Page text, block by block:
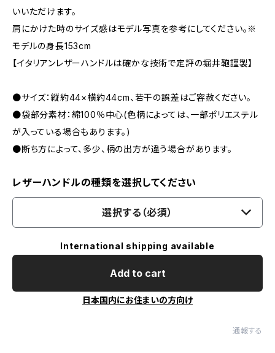
いいただけます。
肩にかけた時のサイズ感はモデル写真を参考にしてください。※
モデルの身長153cm
【イタリアンレザーハンドルは確かな技術で定評の堀井鞄謹製】
●サイズ：縦約44×横約44cm、若干の誤差はご容赦ください。
●袋部分素材：綿100％中心(色柄によっては、一部ポリエステル
が入っている場合もあります。)
●断ち方によって、多少、柄の出方が違う場合があります。
レザーハンドルの種類を選択してください
選択する（必須）
International shipping available
Add to cart
日本国内にお住まいの方向け
通報する